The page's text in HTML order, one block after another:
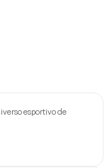
esportivo de